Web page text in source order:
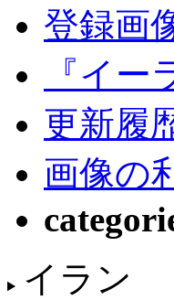
登録画
『イ
更新履
画像の
イラン